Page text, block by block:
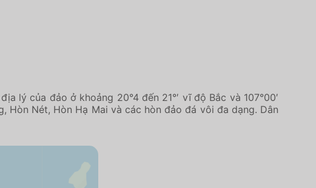
lý của đảo ở khoảng 20°4 đến 21°′ vĩ độ Bắc và 107°00′
Nét, Hòn Hạ Mai và các hòn đảo đá vôi đa dạng. Dân